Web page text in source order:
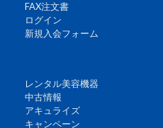
FAX注文書
ログイン
新規入会フォーム
レンタル美容機器
中古情報
アキュライズ
キャンペーン